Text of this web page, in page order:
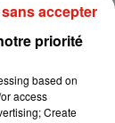
Gomez et
single
priorité
based on
access
Create
accepter